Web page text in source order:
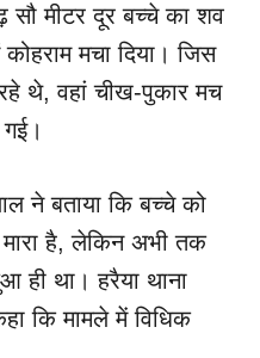
सौ मीटर दूर बच्चे का शव
मचा दिया। जिस
थे, वहां चीख-पुकार मच
ने बताया कि बच्चे को
है, लेकिन अभी तक
ही था। हरैया थाना
कि मामले में विधिक